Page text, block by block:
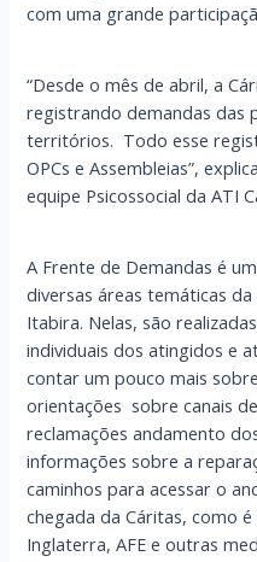
com uma grande
“Desde o mês de abril, a
registrando demandas das
territórios. Todo esse
OPCs e Assembleias”,
equipe Psicossocial da ATI
A Frente de Demandas é
diversas áreas temáticas
Itabira. Nelas, são
individuais dos atingidos e
contar um pouco mais
orientações sobre canais
reclamações andamento
informações sobre a
caminhos para acessar o
chegada da Cáritas, como
Inglaterra, AFE e outras